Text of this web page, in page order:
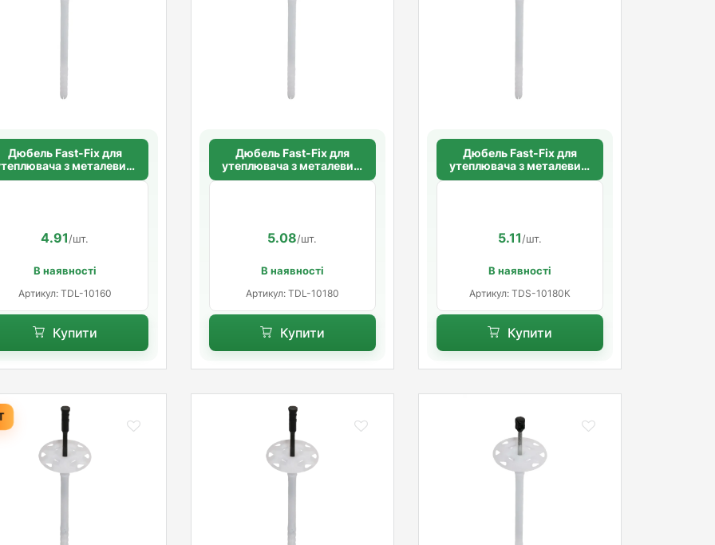
Дюбель Fast-Fix для
з металевим
10х160 мм. довга
4.91/шт.
В наявності
Артикул: TDL-10160
Купити
Дюбель Fast-Fix для
утеплювача з металевим
цвяхом 10х180 мм. довга
5.08/шт.
В наявності
Артикул: TDL-10180
Купити
Дюбель Fast-Fix для
утеплювача з металевим
цвяхом 10х180 мм.
5.11/шт.
В наявності
Артикул: TDS-10180К
Купити